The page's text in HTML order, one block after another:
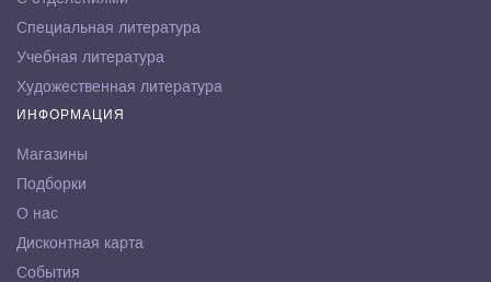
Специальная литература
Учебная литература
Художественная литература
ИНФОРМАЦИЯ
Магазины
Подборки
О нас
Дисконтная карта
События